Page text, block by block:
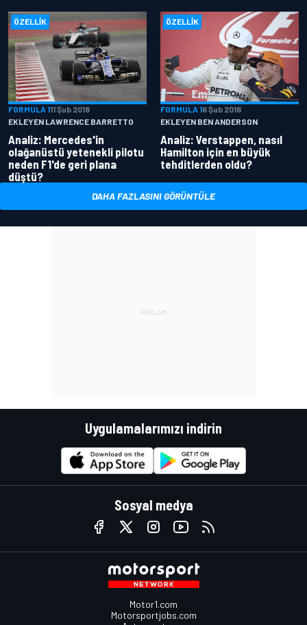
ÖZELLIK
FORMULA 111 Şub 2018
EKLEYEN LAWRENCE BARRETTO
Analiz: Mercedes'in
olağanüstü yetenekli pilotu
neden F1'de geri plana
düştü?
ÖZELLIK
FORMULA 16 Şub 2018
EKLEYEN BEN ANDERSON
Analiz: Verstappen, nasıl
Hamilton için en büyük
tehditlerden oldu?
DAHA FAZLASINI GÖRÜNTÜLE
Uygulamalarımızı indirin
Sosyal medya
Motor1.com
Motorsportjobs.com